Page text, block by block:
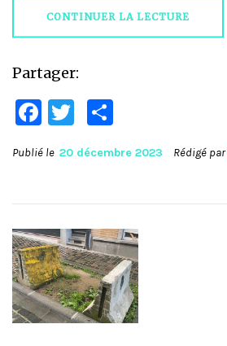
CONTINUER LA LECTURE
Partager:
Facebook
Twitter
Publié le 20 décembre 2023 Rédigé par